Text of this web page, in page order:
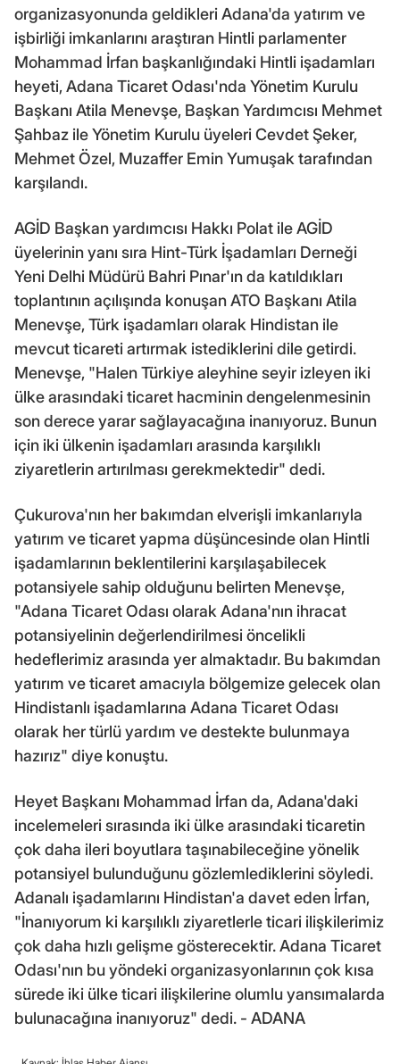
organizasyonunda geldikleri Adana'da yatırım ve
işbirliği imkanlarını araştıran Hintli parlamenter
Mohammad İrfan başkanlığındaki Hintli işadamları
heyeti, Adana Ticaret Odası'nda Yönetim Kurulu
Başkanı Atila Menevşe, Başkan Yardımcısı Mehmet
Şahbaz ile Yönetim Kurulu üyeleri Cevdet Şeker,
Mehmet Özel, Muzaffer Emin Yumuşak tarafından
karşılandı.
AGİD Başkan yardımcısı Hakkı Polat ile AGİD
üyelerinin yanı sıra Hint-Türk İşadamları Derneği
Yeni Delhi Müdürü Bahri Pınar'ın da katıldıkları
toplantının açılışında konuşan ATO Başkanı Atila
Menevşe, Türk işadamları olarak Hindistan ile
mevcut ticareti artırmak istediklerini dile getirdi.
Menevşe, "Halen Türkiye aleyhine seyir izleyen iki
ülke arasındaki ticaret hacminin dengelenmesinin
son derece yarar sağlayacağına inanıyoruz. Bunun
için iki ülkenin işadamları arasında karşılıklı
ziyaretlerin artırılması gerekmektedir" dedi.
Çukurova'nın her bakımdan elverişli imkanlarıyla
yatırım ve ticaret yapma düşüncesinde olan Hintli
işadamlarının beklentilerini karşılaşabilecek
potansiyele sahip olduğunu belirten Menevşe,
"Adana Ticaret Odası olarak Adana'nın ihracat
potansiyelinin değerlendirilmesi öncelikli
hedeflerimiz arasında yer almaktadır. Bu bakımdan
yatırım ve ticaret amacıyla bölgemize gelecek olan
Hindistanlı işadamlarına Adana Ticaret Odası
olarak her türlü yardım ve destekte bulunmaya
hazırız" diye konuştu.
Heyet Başkanı Mohammad İrfan da, Adana'daki
incelemeleri sırasında iki ülke arasındaki ticaretin
çok daha ileri boyutlara taşınabileceğine yönelik
potansiyel bulunduğunu gözlemlediklerini söyledi.
Adanalı işadamlarını Hindistan'a davet eden İrfan,
"İnanıyorum ki karşılıklı ziyaretlerle ticari ilişkilerimiz
çok daha hızlı gelişme gösterecektir. Adana Ticaret
Odası'nın bu yöndeki organizasyonlarının çok kısa
sürede iki ülke ticari ilişkilerine olumlu yansımalarda
bulunacağına inanıyoruz" dedi. - ADANA